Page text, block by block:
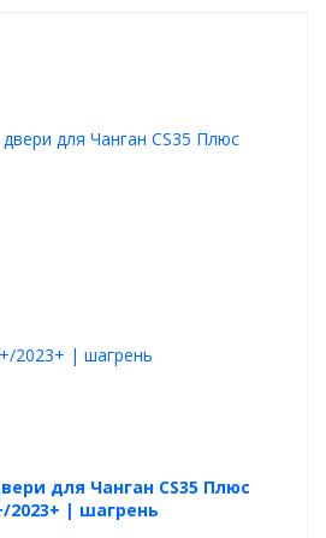
для Чанган CS35 Плюс
2023+ | шагрень